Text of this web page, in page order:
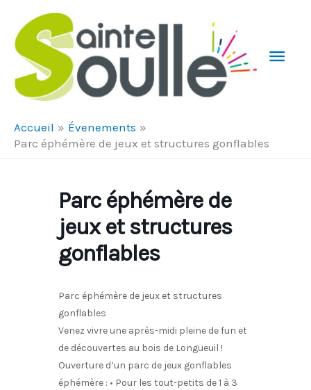
Accueil
Évenements
Parc éphémère de jeux et structures gonflables
Parc éphémère de
jeux et structures
gonflables
Parc éphémère de jeux et structures
gonflables
Venez vivre une après-midi pleine de fun et
de découvertes au bois de Longueuil !
Ouverture d’un parc de jeux gonflables
éphémère : • Pour les tout-petits de 1 à 3